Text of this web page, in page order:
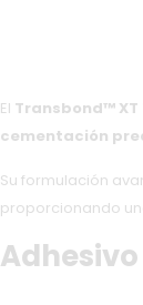
El Transbond™ XT
cementación
Su formulación
proporcionando